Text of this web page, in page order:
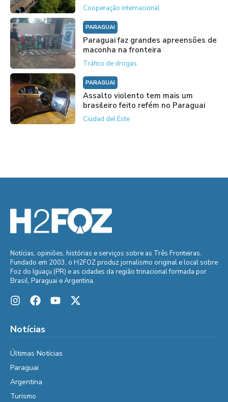
Cooperação internacional
PARAGUAI
Paraguai faz grandes apreensões de
maconha na fronteira
Tráfico de drogas
PARAGUAI
Assalto violento tem mais um
brasileiro feito refém no Paraguai
Ciudad del Este
Notícias, opiniões, histórias e serviços sobre as Três Fronteiras.
Fundado em 2003, o H2FOZ produz jornalismo original e local sobre
Foz do Iguaçu (PR) e as cidades da região trinacional formada por
Brasil, Paraguai e Argentina.
Notícias
Últimas Notícias
Paraguai
Argentina
Turismo